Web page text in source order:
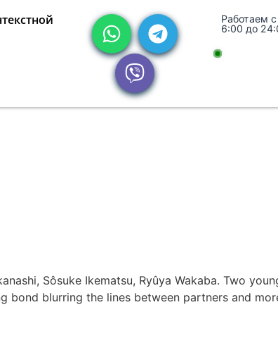
Работаем с
6:00 до
Sôsuke Ikematsu, Ryûya Wakaba. Two
blurring the lines between partners and